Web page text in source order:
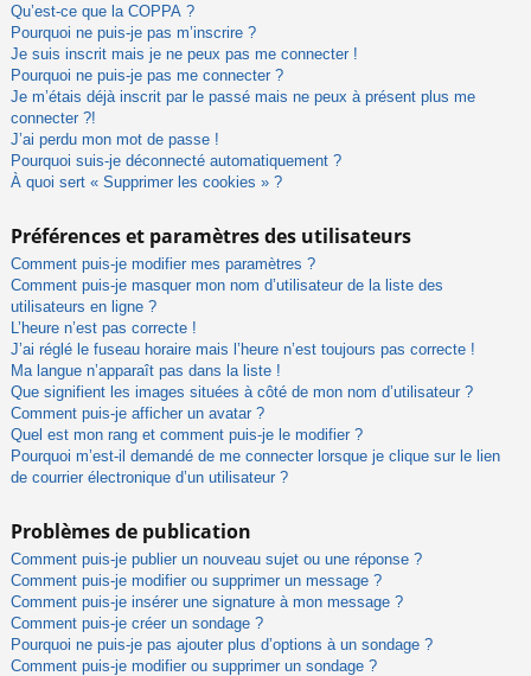
Qu’est-ce que la COPPA ?
Pourquoi ne puis-je pas m’inscrire ?
Je suis inscrit mais je ne peux pas me connecter !
Pourquoi ne puis-je pas me connecter ?
Je m’étais déjà inscrit par le passé mais ne peux à présent plus me
connecter ?!
J’ai perdu mon mot de passe !
Pourquoi suis-je déconnecté automatiquement ?
À quoi sert « Supprimer les cookies » ?
Préférences et paramètres des utilisateurs
Comment puis-je modifier mes paramètres ?
Comment puis-je masquer mon nom d’utilisateur de la liste des
utilisateurs en ligne ?
L’heure n’est pas correcte !
J’ai réglé le fuseau horaire mais l’heure n’est toujours pas correcte !
Ma langue n’apparaît pas dans la liste !
Que signifient les images situées à côté de mon nom d’utilisateur ?
Comment puis-je afficher un avatar ?
Quel est mon rang et comment puis-je le modifier ?
Pourquoi m’est-il demandé de me connecter lorsque je clique sur le lien
de courrier électronique d’un utilisateur ?
Problèmes de publication
Comment puis-je publier un nouveau sujet ou une réponse ?
Comment puis-je modifier ou supprimer un message ?
Comment puis-je insérer une signature à mon message ?
Comment puis-je créer un sondage ?
Pourquoi ne puis-je pas ajouter plus d’options à un sondage ?
Comment puis-je modifier ou supprimer un sondage ?